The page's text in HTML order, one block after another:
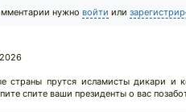
нужно войти или
страны прутся исламисты дикари
спите ваши президенты о вас